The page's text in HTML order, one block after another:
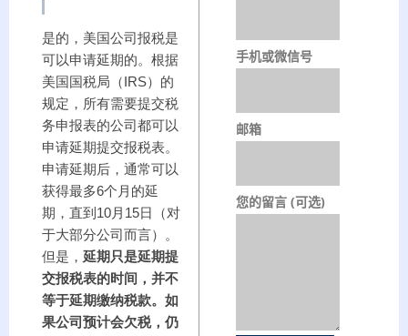
是的，美国公司报税是
可以申请延期的。根据
美国国税局（IRS）的
规定，所有需要提交税
务申报表的公司都可以
申请延期提交报税表。
申请延期后，通常可以
获得最多6个月的延
期，直到10月15日（对
于大部分公司而言）。
但是， 延期只是延期提
交报税表的时间，并不
等于延期缴纳税款。如
果公司预计会欠税，仍
手机或微信号
邮箱
您的留言 (可选)